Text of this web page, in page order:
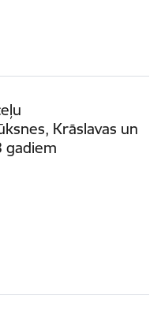
Krāslavas un
gadiem